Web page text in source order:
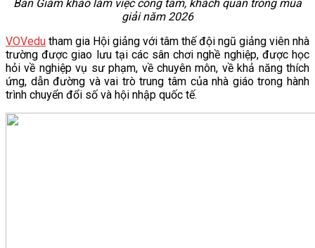
Ban Giám khảo làm việc công tâm, khách quan trong mùa
giải năm 2026
VOVedu tham gia Hội giảng với tâm thế đội ngũ giảng viên nhà
trường được giao lưu tại các sân chơi nghề nghiệp, được học
hỏi về nghiệp vụ sư phạm, về chuyên môn, về khả năng thích
ứng, dẫn đường và vai trò trung tâm của nhà giáo trong hành
trình chuyển đổi số và hội nhập quốc tế.